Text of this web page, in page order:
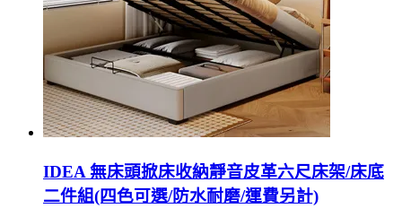
IDEA 無床頭掀床收納靜音皮革六尺床架/床底
二件組(四色可選/防水耐磨/運費另計)